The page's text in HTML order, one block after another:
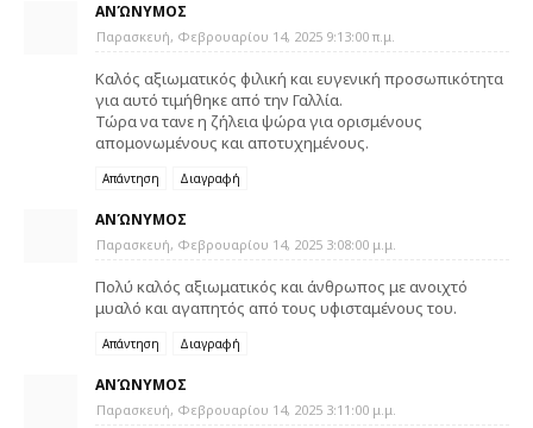
ΑΝΏΝΥΜΟΣ
Παρασκευή, Φεβρουαρίου 14, 2025 9:13:00 π.μ.
Καλός αξιωματικός φιλική και ευγενική προσωπικότητα
για αυτό τιμήθηκε από την Γαλλία.
Τώρα να τανε η ζήλεια ψώρα για ορισμένους
απομονωμένους και αποτυχημένους.
Απάντηση Διαγραφή
ΑΝΏΝΥΜΟΣ
Παρασκευή, Φεβρουαρίου 14, 2025 3:08:00 μ.μ.
Πολύ καλός αξιωματικός και άνθρωπος με ανοιχτό
μυαλό και αγαπητός από τους υφισταμένους του.
Απάντηση Διαγραφή
ΑΝΏΝΥΜΟΣ
Παρασκευή, Φεβρουαρίου 14, 2025 3:11:00 μ.μ.